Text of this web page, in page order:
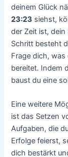
deinem Glück
23:23 siehst,
der Zeit ist,
Schritt besteht
Frage dich,
bereitet. Indem
baust du eine
Eine weitere
ist das Setzen
Aufgaben, die
Erfolge feierst,
dich bestärkt